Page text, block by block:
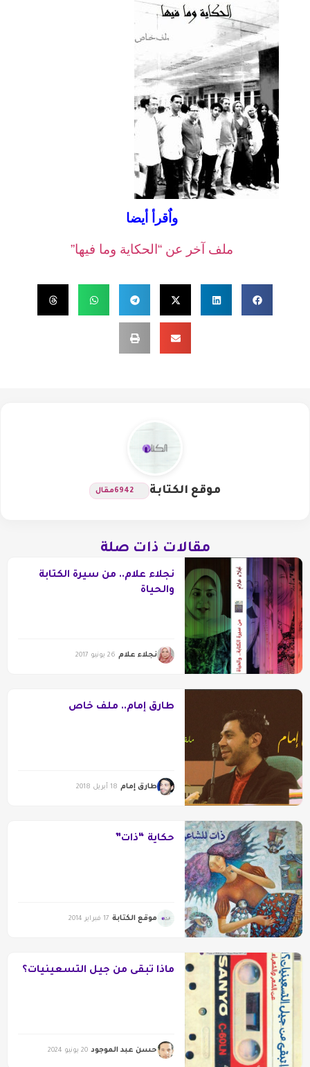
واٌقرأ أيضا
ملف آخر عن “الحكاية وما فيها”
موقع الكتابة 6942مقال
مقالات ذات صلة
نجلاء علام.. من سيرة الكتابة
والحياة
نجلاء علام 26 يونيو 2017
طارق إمام.. ملف خاص
طارق إمام 18 أبريل 2018
حكاية “ذات”
موقع الكتابة 17 فبراير 2014
ماذا تبقى من جيل التسعينيات؟
حسن عبد الموجود 20 يونيو 2024